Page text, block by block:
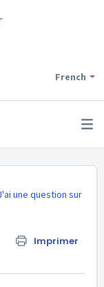
French
une question sur
Imprimer